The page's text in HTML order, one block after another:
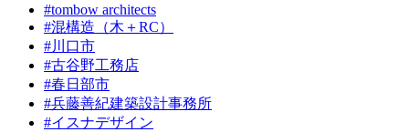
#tombow architects
#混構造（木＋RC）
#川口市
#古谷野工務店
#春日部市
#兵藤善紀建築設計事務所
#イスナデザイン